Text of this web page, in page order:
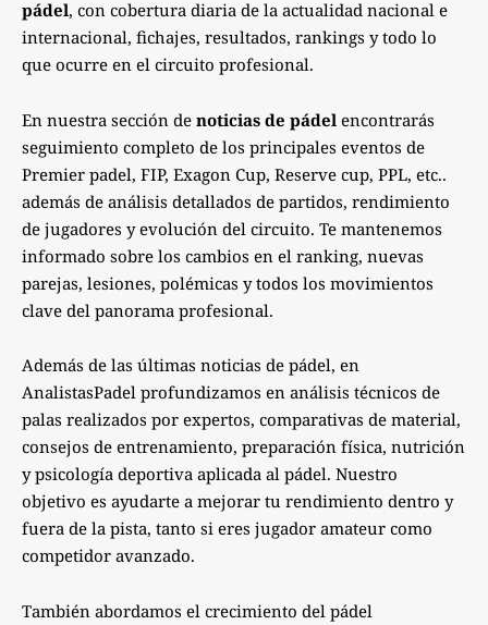
pádel, con cobertura diaria de la actualidad nacional e
internacional, fichajes, resultados, rankings y todo lo
que ocurre en el circuito profesional.
En nuestra sección de noticias de pádel encontrarás
seguimiento completo de los principales eventos de
Premier padel, FIP, Exagon Cup, Reserve cup, PPL, etc..
además de análisis detallados de partidos, rendimiento
de jugadores y evolución del circuito. Te mantenemos
informado sobre los cambios en el ranking, nuevas
parejas, lesiones, polémicas y todos los movimientos
clave del panorama profesional.
Además de las últimas noticias de pádel, en
AnalistasPadel profundizamos en análisis técnicos de
palas realizados por expertos, comparativas de material,
consejos de entrenamiento, preparación física, nutrición
y psicología deportiva aplicada al pádel. Nuestro
objetivo es ayudarte a mejorar tu rendimiento dentro y
fuera de la pista, tanto si eres jugador amateur como
competidor avanzado.
También abordamos el crecimiento del pádel